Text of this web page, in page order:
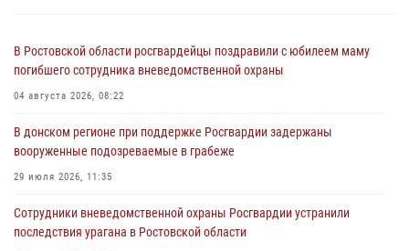
В Ростовской области росгвардейцы поздравили с юбилеем маму
погибшего сотрудника вневедомственной охраны
04 августа 2026, 08:22
В донском регионе при поддержке Росгвардии задержаны
вооруженные подозреваемые в грабеже
29 июля 2026, 11:35
Сотрудники вневедомственной охраны Росгвардии устранили
последствия урагана в Ростовской области